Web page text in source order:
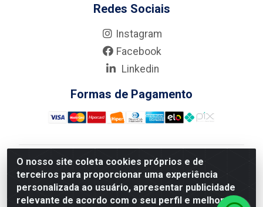
O nosso site coleta cookies próprios e de
terceiros para proporcionar uma experiência
personalizada ao usuário, apresentar publicidade
relevante de acordo com o seu perfil e melhorar a
Redes Sociais
Instagram
Facebook
Linkedin
Formas de Pagamento
Nova Boni Distribuidora de Material de Construção LTDA
- Rua Alice Tibiriçá, 330 - Vila Da Penha, Rio de
Janeiro/RJ - CEP: 21.210-110 - CNPJ: 11.003.135/0001-
27